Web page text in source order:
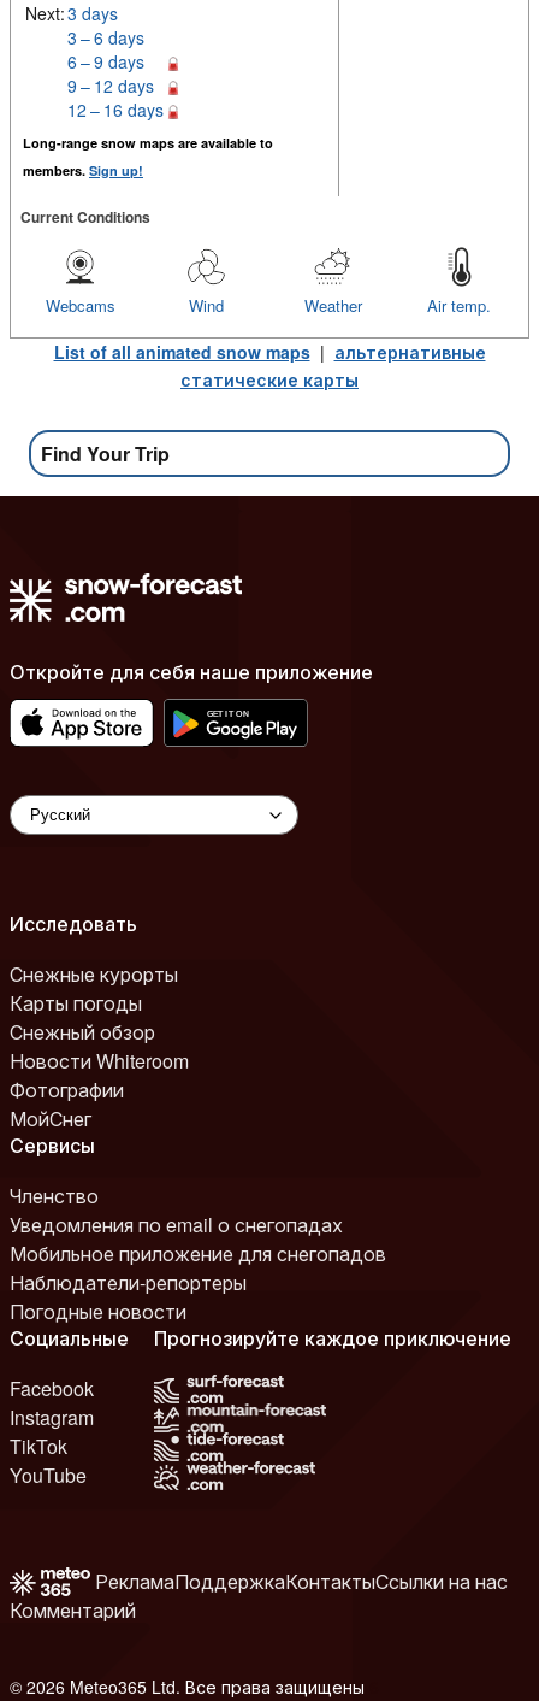
Next:3 days
3 – 6 days
6 – 9 days
9 – 12 days
12 – 16 days
Long-range snow maps are available to
members. Sign up!
Current Conditions
Air temp.
Weather
Wind
Webcams
List of all animated snow maps| альтернативные
статические карты
Find Your Trip
Откройте для себя наше приложение
Исследовать
Снежные курорты
Карты погоды
Снежный обзор
Новости Whiteroom
Фотографии
МойСнег
Сервисы
Членство
Уведомления по email о снегопадах
Мобильное приложение для снегопадов
Наблюдатели-репортеры
Погодные новости
Социальные
Facebook
Instagram
TikTok
YouTube
Прогнозируйте каждое приключение
РекламаПоддержкаКонтактыСсылки на нас
Комментарий
© 2026 Meteo365 Ltd. Все права защищены